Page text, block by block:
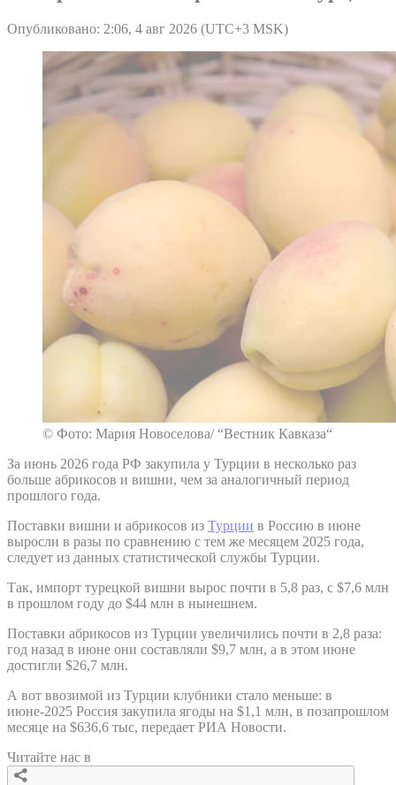
Опубликовано: 2:06, 4 авг 2026 (UTC+3 MSK)
© Фото: Мария Новоселова/ “Вестник Кавказа“
За июнь 2026 года РФ закупила у Турции в несколько раз
больше абрикосов и вишни, чем за аналогичный период
прошлого года.
Поставки вишни и абрикосов из Турции в Россию в июне
выросли в разы по сравнению с тем же месяцем 2025 года,
следует из данных статистической службы Турции.
Так, импорт турецкой вишни вырос почти в 5,8 раз, с $7,6 млн
в прошлом году до $44 млн в нынешнем.
Поставки абрикосов из Турции увеличились почти в 2,8 раза:
год назад в июне они составляли $9,7 млн, а в этом июне
достигли $26,7 млн.
А вот ввозимой из Турции клубники стало меньше: в
июне-2025 Россия закупила ягоды на $1,1 млн, в позапрошлом
месяце на $636,6 тыс, передает РИА Новости.
Читайте нас в